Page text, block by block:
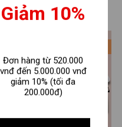
𝐋𝐎𝐙𝐀 in chữ "Good Vibes"
phong cách Hàn Quốc - Áo
160.000 ₫ 240.000 ₫
Giảm 10%
Đơn hàng từ 520.000
vnđ đến 5.000.000 vnđ
giảm 10% (tối đa
200.000đ)